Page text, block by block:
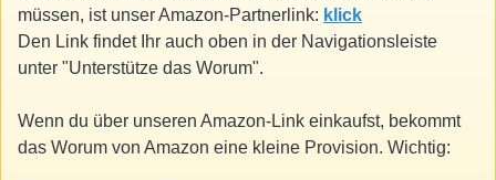
müssen, ist unser Amazon-Partnerlink: klick
Den Link findet Ihr auch oben in der Navigationsleiste
unter "Unterstütze das Worum".
Wenn du über unseren Amazon-Link einkaufst, bekommt
das Worum von Amazon eine kleine Provision. Wichtig: